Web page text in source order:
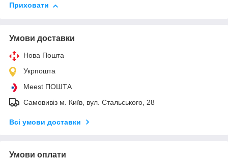
Приховати
Умови доставки
Нова Пошта
Укрпошта
Meest ПОШТА
Самовивіз м. Київ, вул. Стальського, 28
Всі умови доставки
Умови оплати